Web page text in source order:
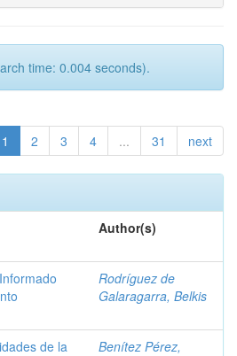
time: 0.004 seconds).
1 2 3 4 ... 31 next
Author(s)
Rodríguez de
Galaragarra, Belkis
de la
Benítez Pérez,